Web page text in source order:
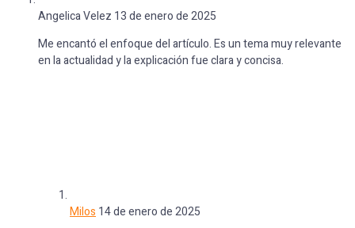
Angelica Velez 13 de enero de 2025
Me encantó el enfoque del artículo. Es un tema muy relevante
en la actualidad y la explicación fue clara y concisa.
Milos 14 de enero de 2025